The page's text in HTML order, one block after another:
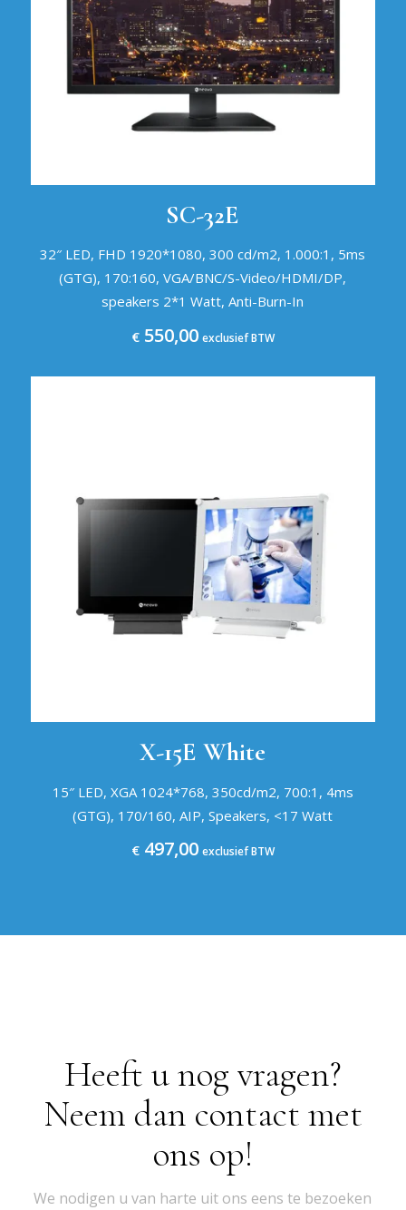
SC-32E
32″ LED, FHD 1920*1080, 300 cd/m2, 1.000:1, 5ms
(GTG), 170:160, VGA/BNC/S-Video/HDMI/DP,
speakers 2*1 Watt, Anti-Burn-In
€550,00 exclusief BTW
X-15E White
15″ LED, XGA 1024*768, 350cd/m2, 700:1, 4ms
(GTG), 170/160, AIP, Speakers, <17 Watt
€497,00 exclusief BTW
Heeft u nog vragen?
Neem dan contact met
ons op!
We nodigen u van harte uit ons eens te bezoeken